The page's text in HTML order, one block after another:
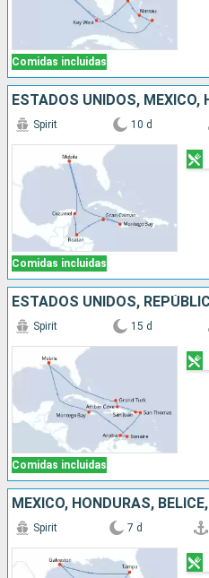
Comidas incluidas
Comidas incluidas
Spirit 10 d
Comidas incluidas
Spirit 15 d
Spirit 7 d